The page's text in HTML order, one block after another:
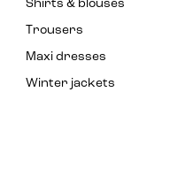
Shirts & blouses
Trousers
Maxi dresses
Winter jackets